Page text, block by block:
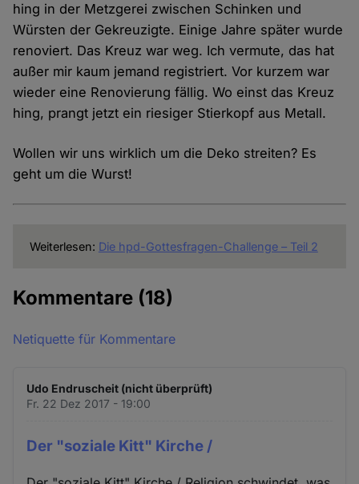
hing in der Metzgerei zwischen Schinken und
Würsten der Gekreuzigte. Einige Jahre später wurde
renoviert. Das Kreuz war weg. Ich vermute, das hat
außer mir kaum jemand registriert. Vor kurzem war
wieder eine Renovierung fällig. Wo einst das Kreuz
hing, prangt jetzt ein riesiger Stierkopf aus Metall.
Wollen wir uns wirklich um die Deko streiten? Es
geht um die Wurst!
Weiterlesen: Die hpd-Gottesfragen-Challenge – Teil 2
Kommentare (18)
Netiquette für Kommentare
Udo Endruscheit (nicht überprüft)
Fr. 22 Dez 2017 - 19:00
Der "soziale Kitt" Kirche /